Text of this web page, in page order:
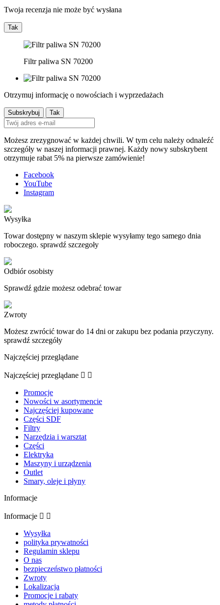
Twoja recenzja nie może być wysłana
Tak
Filtr paliwa SN 70200
Otrzymuj informację o nowościach i wyprzedażach
Możesz zrezygnować w każdej chwili. W tym celu należy odnaleźć
szczegóły w naszej informacji prawnej. Każdy nowy subskrybent
otrzymuje rabat 5% na pierwsze zamówienie!
Facebook
YouTube
Instagram
Wysyłka
Towar dostępny w naszym sklepie wysyłamy tego samego dnia
roboczego. sprawdź szczegoły
Odbiór osobisty
Sprawdź gdzie możesz odebrać towar
Zwroty
Możesz zwrócić towar do 14 dni or zakupu bez podania przyczyny.
sprawdź szczegóły
Najczęściej przeglądane
Najczęściej przeglądane  
Promocje
Nowości w asortymencie
Najczęściej kupowane
Części SDF
Filtry
Narzędzia i warsztat
Części
Elektryka
Maszyny i urządzenia
Outlet
Smary, oleje i płyny
Informacje
Informacje  
Wysyłka
polityka prywatności
Regulamin sklepu
O nas
bezpieczeństwo płatności
Zwroty
Lokalizacja
Promocje i rabaty